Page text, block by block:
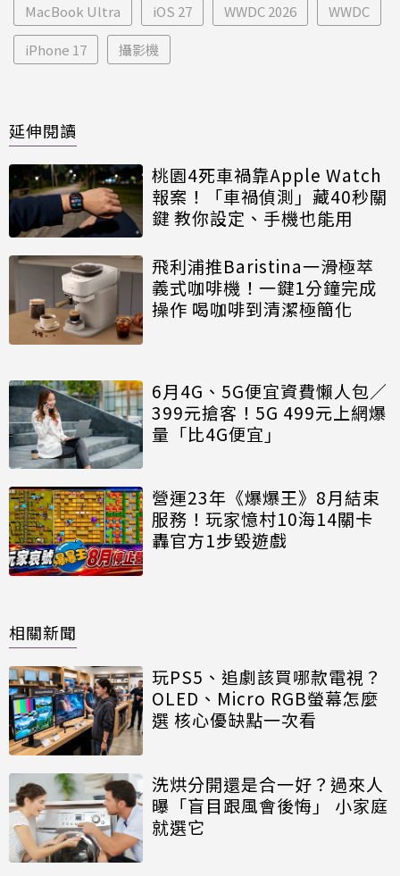
MacBook Ultra iOS 27 WWDC 2026 WWDC
iPhone 17 攝影機
延伸閱讀
桃園4死車禍靠Apple Watch
報案！「車禍偵測」藏40秒關
鍵 教你設定、手機也能用
飛利浦推Baristina一滑極萃
義式咖啡機！一鍵1分鐘完成
操作 喝咖啡到清潔極簡化
6月4G、5G便宜資費懶人包／
399元搶客！5G 499元上網爆
量「比4G便宜」
營運23年《爆爆王》8月結束
服務！玩家憶村10海14關卡
轟官方1步毀遊戲
相關新聞
玩PS5、追劇該買哪款電視？
OLED、Micro RGB螢幕怎麼
選 核心優缺點一次看
洗烘分開還是合一好？過來人
曝「盲目跟風會後悔」 小家庭
就選它